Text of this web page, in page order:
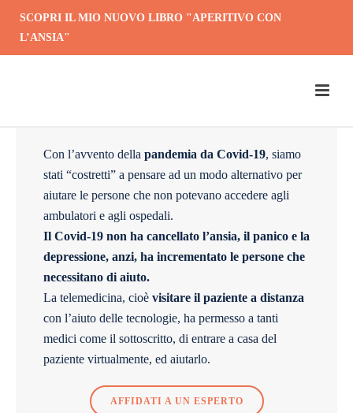
SCOPRI IL MIO NUOVO LIBRO "APERITIVO CON
L’ANSIA"
Con l’avvento della pandemia da Covid-19, siamo
stati “costretti” a pensare ad un modo alternativo per
aiutare le persone che non potevano accedere agli
ambulatori e agli ospedali.
Il Covid-19 non ha cancellato l’ansia, il panico e la
depressione, anzi, ha incrementato le persone che
necessitano di aiuto.
La telemedicina, cioè visitare il paziente a distanza
con l’aiuto delle tecnologie, ha permesso a tanti
medici come il sottoscritto, di entrare a casa del
paziente virtualmente, ed aiutarlo.
AFFIDATI A UN ESPERTO